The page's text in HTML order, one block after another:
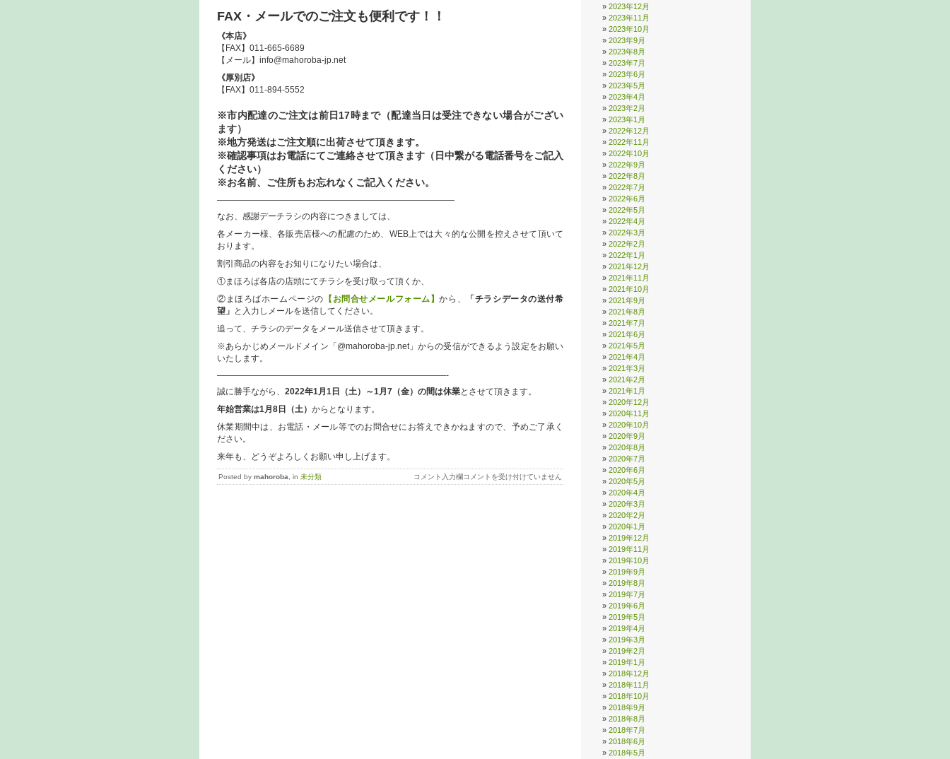
FAX・メールでのご注文も便利です！！
《本店》
【FAX】011-665-6689
【メール】info@mahoroba-jp.net
《厚別店》
【FAX】011-894-5552
※市内配達のご注文は前日17時まで（配達当日は受注できない場合がござい
ます）
※地方発送はご注文順に出荷させて頂きます。
※確認事項はお電話にてご連絡させて頂きます（日中繋がる電話番号をご記入
ください）
※お名前、ご住所もお忘れなくご記入ください。
————————————————————————————
なお、感謝デーチラシの内容につきましては、
各メーカー様、各販売店様への配慮のため、WEB上では大々的な公開を控えさせて頂いて
おります。
割引商品の内容をお知りになりたい場合は、
①まほろば各店の店頭にてチラシを受け取って頂くか、
②まほろばホームページの 【お問合せメールフォーム】から、
「チラシデータの送付希
望」 と入力しメールを送信してください。
追って、チラシのデータをメール送信させて頂きます。
※あらかじめメールドメイン「@mahoroba-jp.net」からの受信ができるよう設定をお願い
いたします。
———————————————————————————-
誠に勝手ながら、 2022年1月1日（土）～1月7（金）の間は休業とさせて頂きます。
年始営業は1月8日（土） からとなります。
休業期間中は、お電話・メール等でのお問合せにお答えできかねますので、予めご了承く
ださい。
来年も、どうぞよろしくお願い申し上げます。
Posted by mahoroba , in 未分類 コメント入力欄2022
年
コメントを受け付けていません
2023年12月
2023年11月
2023年10月
2023年9月
2023年8月
2023年7月
2023年6月
2023年5月
2023年4月
2023年2月
2023年1月
2022年12月
2022年11月
2022年10月
2022年9月
2022年8月
2022年7月
2022年6月
2022年5月
2022年4月
2022年3月
2022年2月
2022年1月
2021年12月
2021年11月
2021年10月
2021年9月
2021年8月
2021年7月
2021年6月
2021年5月
2021年4月
2021年3月
2021年2月
2021年1月
2020年12月
2020年11月
2020年10月
2020年9月
2020年8月
2020年7月
2020年6月
2020年5月
2020年4月
2020年3月
2020年2月
2020年1月
2019年12月
2019年11月
2019年10月
2019年9月
2019年8月
2019年7月
2019年6月
2019年5月
2019年4月
2019年3月
2019年2月
2019年1月
2018年12月
2018年11月
2018年10月
2018年9月
2018年8月
2018年7月
2018年6月
2018年5月